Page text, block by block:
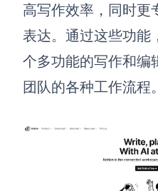
高写作效率，同时更
表达。通过这些功
个多功能的写作和编
团队的各种工作流程。